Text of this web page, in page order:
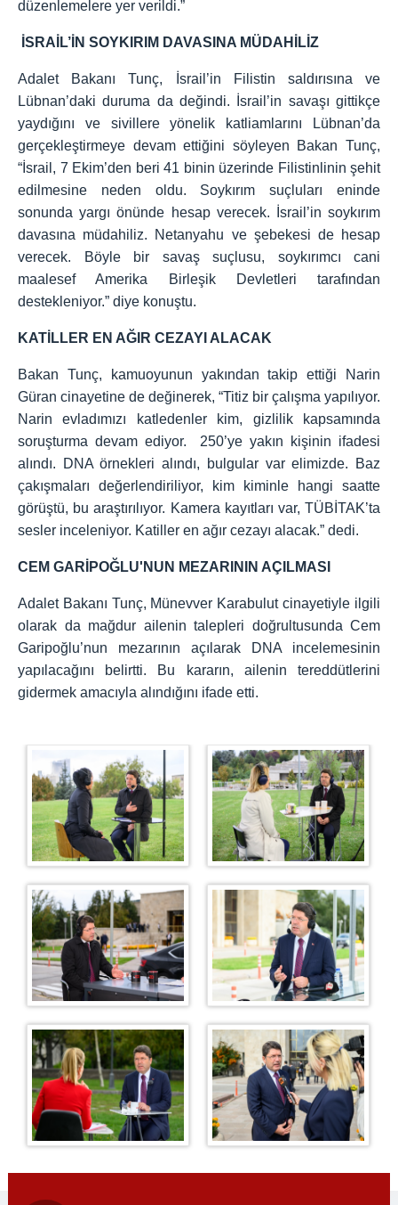
düzenlemelere yer verildi.”
İSRAİL’İN SOYKIRIM DAVASINA MÜDAHİLİZ
Adalet Bakanı Tunç, İsrail’in Filistin saldırısına ve
Lübnan’daki duruma da değindi. İsrail’in savaşı gittikçe
yaydığını ve sivillere yönelik katliamlarını Lübnan’da
gerçekleştirmeye devam ettiğini söyleyen Bakan Tunç,
“İsrail, 7 Ekim’den beri 41 binin üzerinde Filistinlinin şehit
edilmesine neden oldu. Soykırım suçluları eninde
sonunda yargı önünde hesap verecek. İsrail’in soykırım
davasına müdahiliz. Netanyahu ve şebekesi de hesap
verecek. Böyle bir savaş suçlusu, soykırımcı cani
maalesef Amerika Birleşik Devletleri tarafından
destekleniyor.” diye konuştu.
KATİLLER EN AĞIR CEZAYI ALACAK
Bakan Tunç, kamuoyunun yakından takip ettiği Narin
Güran cinayetine de değinerek, “Titiz bir çalışma yapılıyor.
Narin evladımızı katledenler kim, gizlilik kapsamında
soruşturma devam ediyor. 250’ye yakın kişinin ifadesi
alındı. DNA örnekleri alındı, bulgular var elimizde. Baz
çakışmaları değerlendiriliyor, kim kiminle hangi saatte
görüştü, bu araştırılıyor. Kamera kayıtları var, TÜBİTAK’ta
sesler inceleniyor. Katiller en ağır cezayı alacak.” dedi.
CEM GARİPOĞLU'NUN MEZARININ AÇILMASI
Adalet Bakanı Tunç, Münevver Karabulut cinayetiyle ilgili
olarak da mağdur ailenin talepleri doğrultusunda Cem
Garipoğlu’nun mezarının açılarak DNA incelemesinin
yapılacağını belirtti. Bu kararın, ailenin tereddütlerini
gidermek amacıyla alındığını ifade etti.